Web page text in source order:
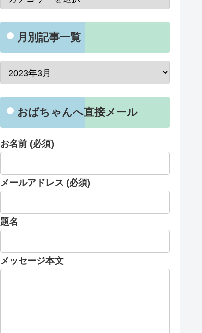
月別記事一覧
おばちゃんへ直接メール
お名前 (必須)
メールアドレス (必須)
題名
メッセージ本文